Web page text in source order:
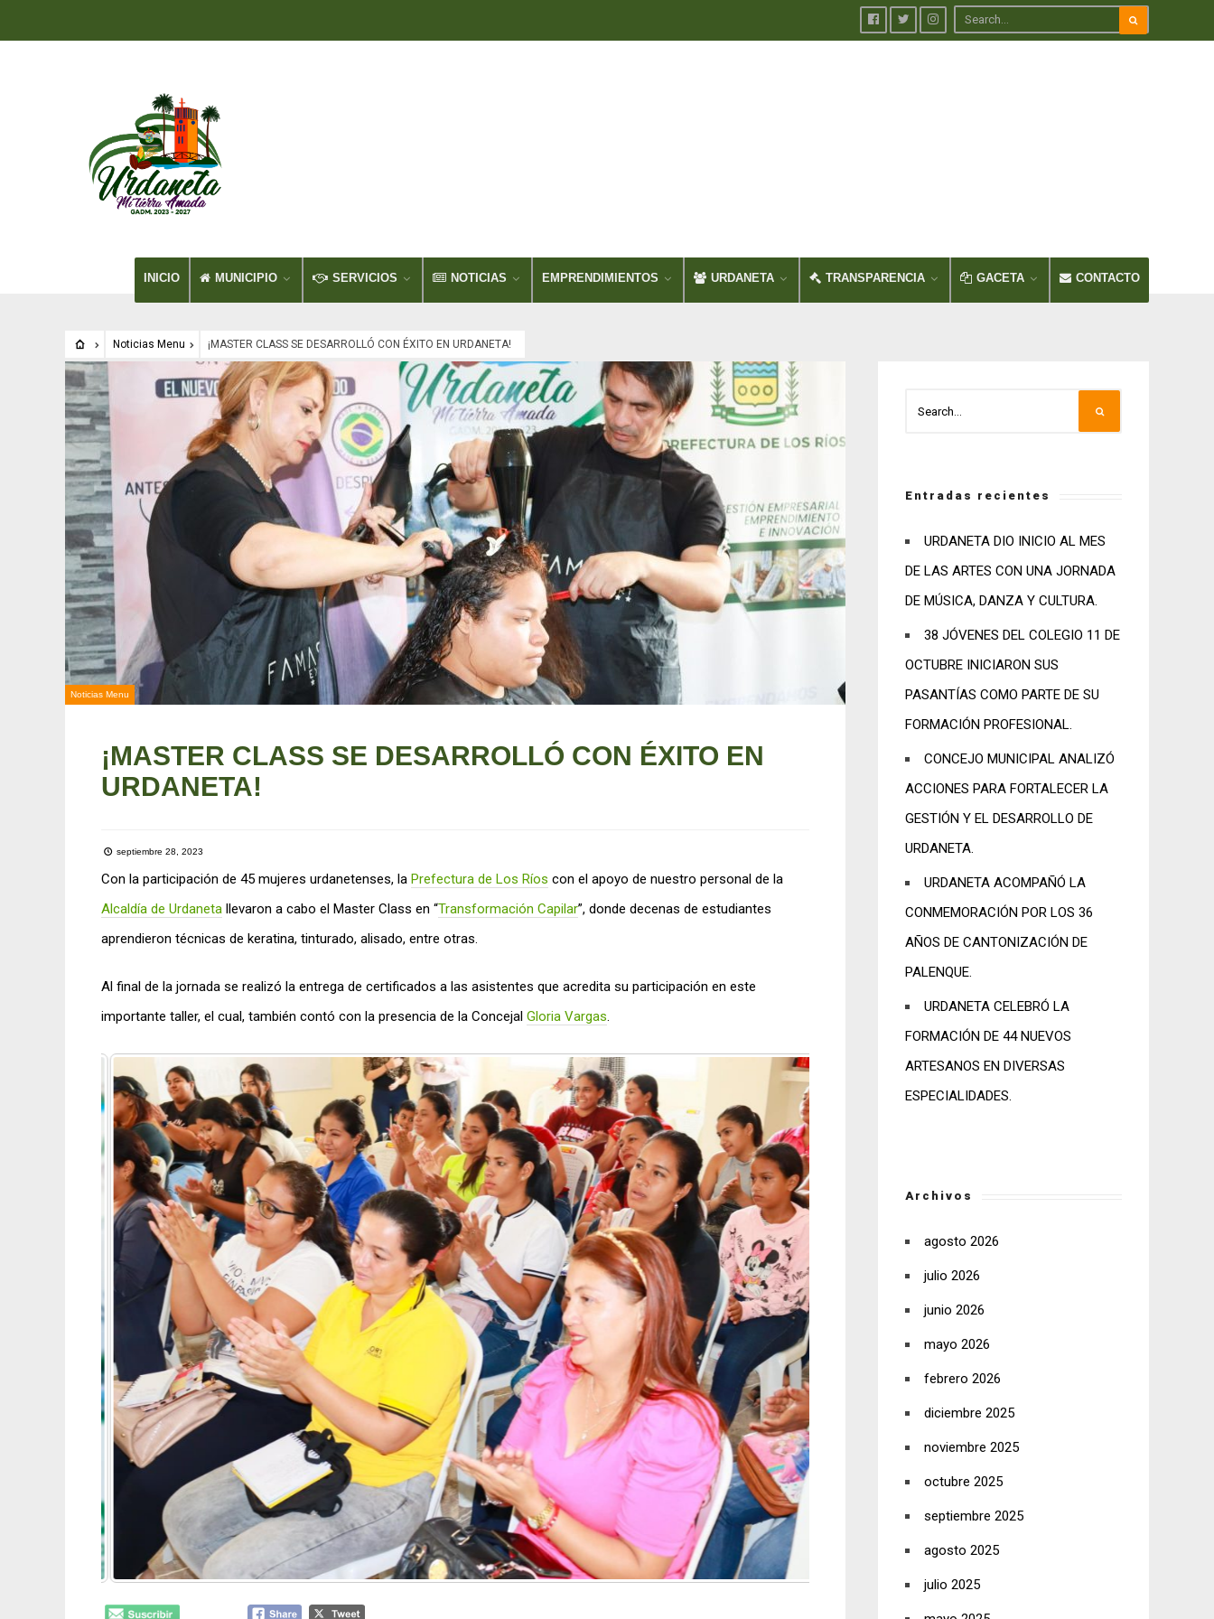
INICIO MUNICIPIO SERVICIOS NOTICIAS EMPRENDIMIENTOS URDANETA TRANSPARENCIA GACETA CONTACTO
Noticias Menu ¡MASTER CLASS SE DESARROLLÓ CON ÉXITO EN URDANETA!
Noticias Menu
¡MASTER CLASS SE DESARROLLÓ CON ÉXITO EN
URDANETA!
septiembre 28, 2023
Con la participación de 45 mujeres urdanetenses, la Prefectura de Los Ríos con el apoyo de nuestro personal de la
Alcaldía de Urdaneta llevaron a cabo el Master Class en “Transformación Capilar”, donde decenas de estudiantes
aprendieron técnicas de keratina, tinturado, alisado, entre otras.
Al final de la jornada se realizó la entrega de certificados a las asistentes que acredita su participación en este
importante taller, el cual, también contó con la presencia de la Concejal Gloria Vargas.
Entradas recientes
URDANETA DIO INICIO AL MES
DE LAS ARTES CON UNA JORNADA
DE MÚSICA, DANZA Y CULTURA.
38 JÓVENES DEL COLEGIO 11 DE
OCTUBRE INICIARON SUS
PASANTÍAS COMO PARTE DE SU
FORMACIÓN PROFESIONAL.
CONCEJO MUNICIPAL ANALIZÓ
ACCIONES PARA FORTALECER LA
GESTIÓN Y EL DESARROLLO DE
URDANETA.
URDANETA ACOMPAÑÓ LA
CONMEMORACIÓN POR LOS 36
AÑOS DE CANTONIZACIÓN DE
PALENQUE.
URDANETA CELEBRÓ LA
FORMACIÓN DE 44 NUEVOS
ARTESANOS EN DIVERSAS
ESPECIALIDADES.
Archivos
agosto 2026
julio 2026
junio 2026
mayo 2026
febrero 2026
diciembre 2025
noviembre 2025
octubre 2025
septiembre 2025
agosto 2025
julio 2025